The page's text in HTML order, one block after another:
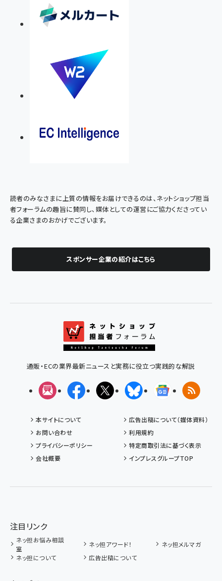
読者のみなさまに上質の情報をお届けできるのは、ネットショップ担当
者フォーラムの趣旨に賛同し、媒体としての運営にご協力くださってい
る企業さまのおかげでございます。
スポンサー企業の紹介はこちら
通販・ECの業界最新ニュースと実務に役立つ実践的な解説
メルマガFacebookX(エックス)BlueskyGoogleニュ
RSS
本サイトについて
広告出稿について（媒体資料）
お問い合わせ
利用規約
プライバシーポリシー
特定商取引法に基づく表示
会社概要
インプレスグループTOP
注目リンク
ネッ担お悩み相談
室
ネッ担アワード！
ネッ担メルマガ
ネッ担について
広告出稿について